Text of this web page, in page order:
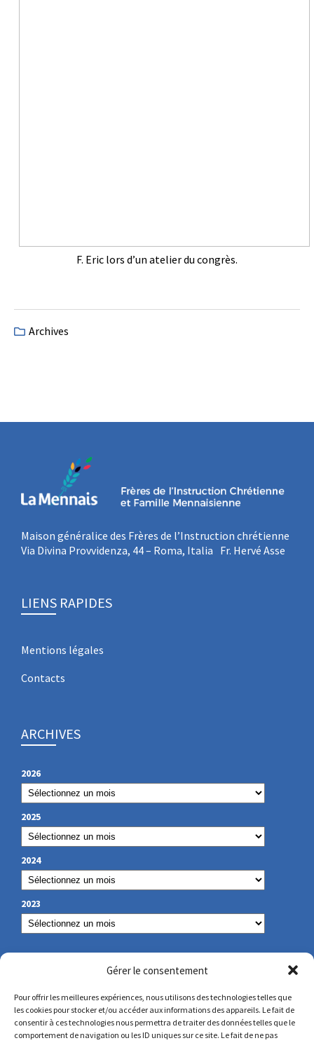
Gérer le consentement
Pour offrir les meilleures expériences, nous utilisons des technologies telles que
les cookies pour stocker et/ou accéder aux informations des appareils. Le fait de
consentir à ces technologies nous permettra de traiter des données telles que le
comportement de navigation ou les ID uniques sur ce site. Le fait de ne pas
F. Eric lors d’un atelier du congrès.
Archives
Maison généralice des Frères de l’Instruction chrétienne
Via Divina Provvidenza, 44 – Roma, Italia Fr. Hervé Asse
LIENS RAPIDES
Mentions légales
Contacts
ARCHIVES
2026
2025
2024
2023
NOS COORDONNÉES
secretariat@lamennais.org